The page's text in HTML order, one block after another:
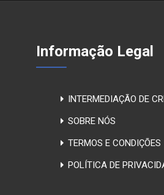
Informação Legal
INTERMEDIAÇÃO DE
SOBRE NÓS
TERMOS E CONDIÇÕES
POLÍTICA DE